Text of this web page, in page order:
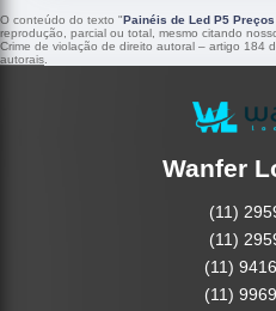
O conteúdo do texto "Painéis de Led P5
reprodução, parcial ou total, mesmo citando
Crime de violação de direito autoral – artigo 184
autorais
Wanfer
(11)
(11)
(11)
(11)